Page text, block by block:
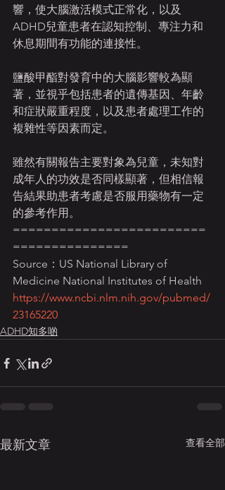
響，使大腦激活模式正常化，以及
ADHD兒童患者在認知控制、專注力和
休息期間有功能的連接性。
鹽酸甲酯對發育中的大腦影響較為顯
著，並視乎包括患者的遺傳基因、年齡
和症狀嚴重程度，以及患者處理工作的
複雜性等因素而定。
雖然有關報告主要對象為兒童，未知對
成年人的功效是否同樣顯著，但相信報
告結果助患者考慮是否服用藥物有一定
的參考作用。
=========================
===============
Source：US National Library of
Medicine National Institutes of Health
https://www.ncbi.nlm.nih.gov/pubmed/
23165220
ADHD知多啲
最新文章 查看全部